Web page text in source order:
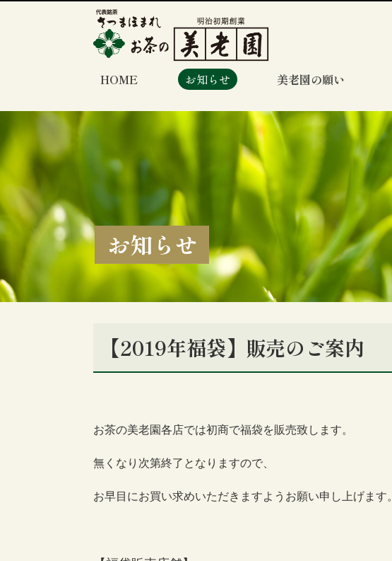
HOME お知らせ 美老園の願い
お知らせ
【2019年福袋】販売のご案内
お茶の美老園各店では初商で福袋を販売致します。
無くなり次第終了となりますので、
お早目にお買い求めいただきますようお願い申し上げます。